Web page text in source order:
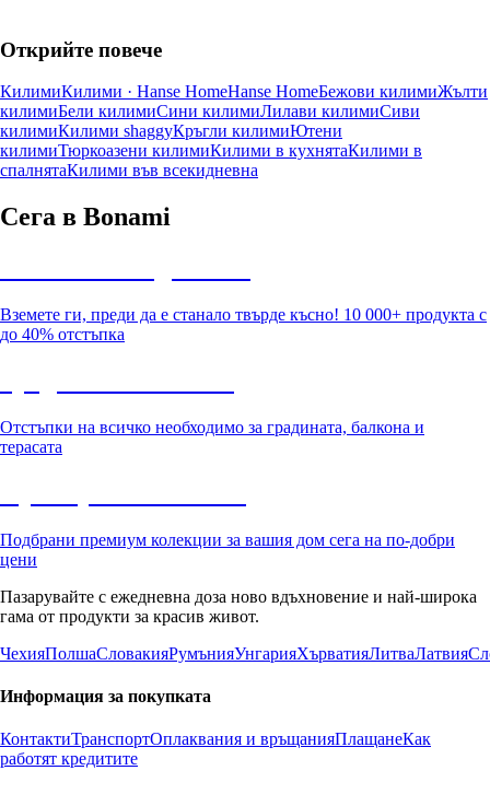
Открийте повече
КилимиКилими · Hanse HomeHanse HomeБежови килимиЖълти
килимиБели килимиСини килимиЛилави килимиСиви
килимиКилими shaggyКръгли килимиЮтени
килимиТюркоазени килимиКилими в кухнятаКилими в
спалнятаКилими във всекидневна
Сега в Bonami
Вземете ги, преди да е станало твърде късно! 10 000+ продукта с
до 40% отстъпка
Отстъпки на всичко необходимо за градината, балкона и
терасата
Подбрани премиум колекции за вашия дом сега на по-добри
цени
Пазарувайте с ежедневна доза ново вдъхновение и най-широка
гама от продукти за красив живот.
ЧехияПолшаСловакияРумънияУнгарияХърватияЛитваЛатвия
Информация за покупката
КонтактиТранспортОплаквания и връщанияПлащанеКак
работят кредитите